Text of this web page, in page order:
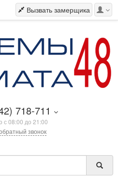
Вызвать замерщика
718-711
с 08:00 до 21:00
звонок